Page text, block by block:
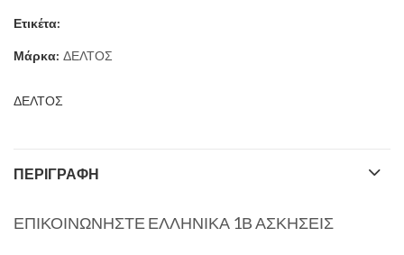
Ετικέτα:
Μάρκα: ΔΕΛΤΟΣ
ΔΕΛΤΟΣ
ΠΕΡΙΓΡΑΦΉ
ΕΠΙΚΟΙΝΩΝΗΣΤΕ ΕΛΛΗΝΙΚΑ 1Β ΑΣΚΗΣΕΙΣ